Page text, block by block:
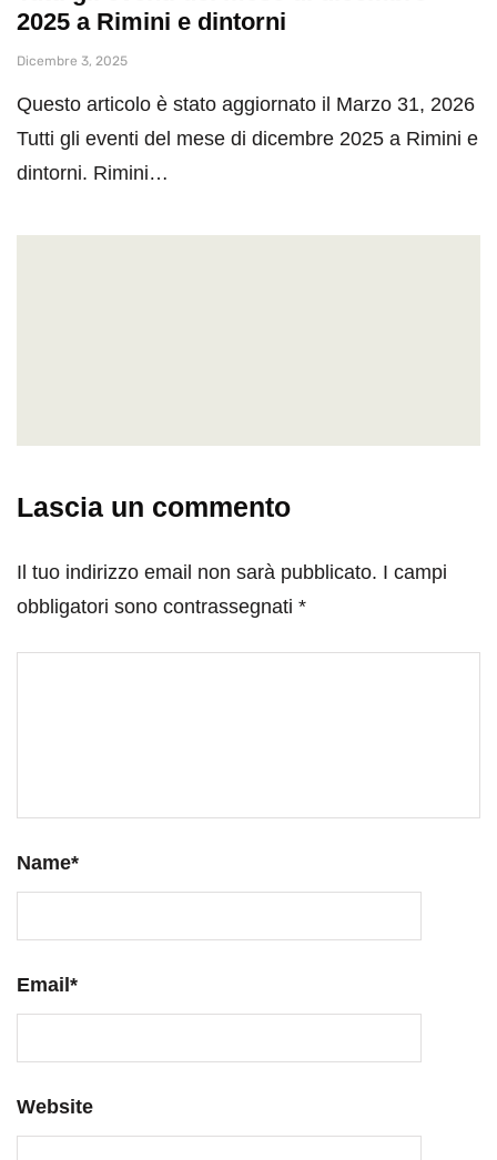
2025 a Rimini e dintorni
Dicembre 3, 2025
Questo articolo è stato aggiornato il Marzo 31, 2026
Tutti gli eventi del mese di dicembre 2025 a Rimini e
dintorni. Rimini…
Lascia un commento
Il tuo indirizzo email non sarà pubblicato. I campi
obbligatori sono contrassegnati *
Name*
Email*
Website